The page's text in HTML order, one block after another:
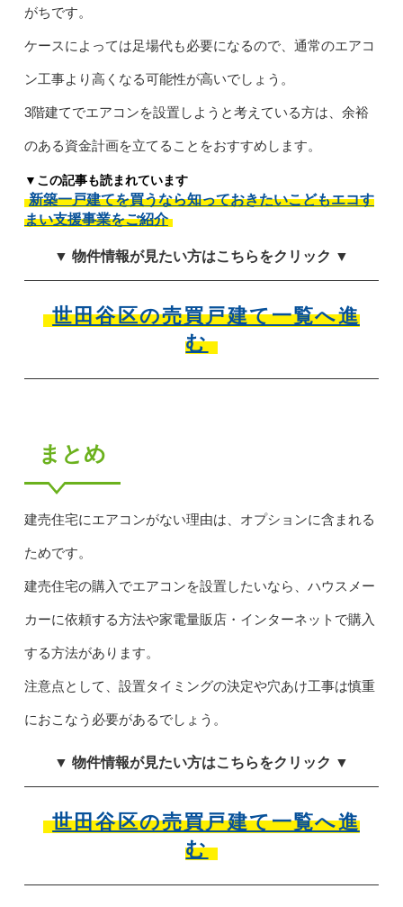
がちです。
ケースによっては足場代も必要になるので、通常のエアコ
ン工事より高くなる可能性が高いでしょう。
3階建てでエアコンを設置しようと考えている方は、余裕
のある資金計画を立てることをおすすめします。
▼この記事も読まれています
新築一戸建てを買うなら知っておきたいこどもエコす
まい支援事業をご紹介
▼ 物件情報が見たい方はこちらをクリック ▼
世田谷区の売買戸建て一覧へ進
む
まとめ
建売住宅にエアコンがない理由は、オプションに含まれる
ためです。
建売住宅の購入でエアコンを設置したいなら、ハウスメー
カーに依頼する方法や家電量販店・インターネットで購入
する方法があります。
注意点として、設置タイミングの決定や穴あけ工事は慎重
におこなう必要があるでしょう。
▼ 物件情報が見たい方はこちらをクリック ▼
世田谷区の売買戸建て一覧へ進
む